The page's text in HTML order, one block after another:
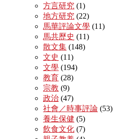
方言研究 (1)
地方研究 (22)
馬華評論文學 (11)
馬共歷史 (11)
散文集 (148)
文史 (11)
文學 (194)
教育 (28)
宗教 (9)
政治 (47)
社會／時事評論 (53)
養生保健 (5)
飲食文化 (7)